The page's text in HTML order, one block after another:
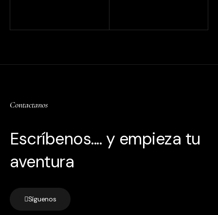
Contactanos
Escríbenos.... y empieza tu
aventura
Síguenos